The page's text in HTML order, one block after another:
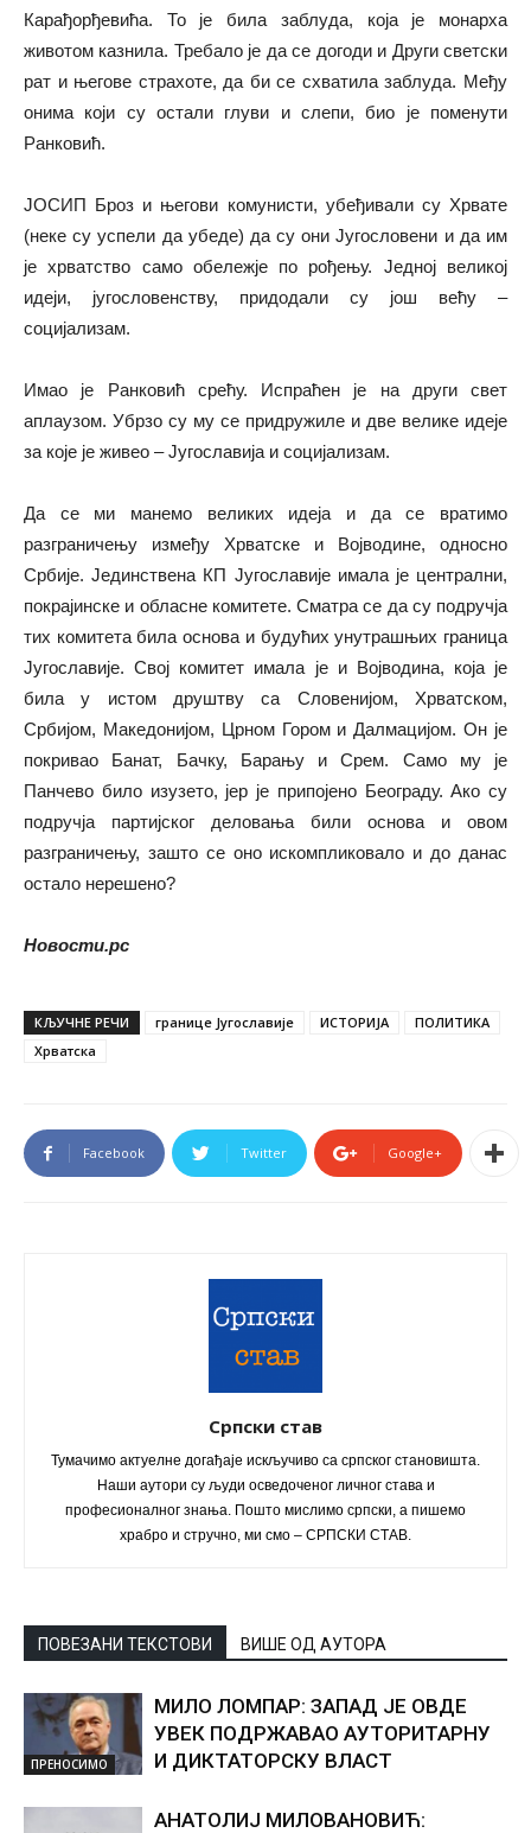
Карађорђевића. То је била заблуда, која је монарха
животом казнила. Требало је да се догоди и Други светски
рат и његове страхоте, да би се схватила заблуда. Међу
онима који су остали глуви и слепи, био је поменути
Ранковић.
ЈОСИП Броз и његови комунисти, убеђивали су Хрвате
(неке су успели да убеде) да су они Југословени и да им
је хрватство само обележје по рођењу. Једној великој
идеји, југословенству, придодали су још већу –
социјализам.
Имао је Ранковић срећу. Испраћен је на други свет
аплаузом. Убрзо су му се придружиле и две велике идеје
за које је живео – Југославија и социјализам.
Да се ми манемо великих идеја и да се вратимо
разграничењу између Хрватске и Војводине, односно
Србије. Јединствена КП Југославије имала је централни,
покрајинске и обласне комитете. Сматра се да су подручја
тих комитета била основа и будућих унутрашњих граница
Југославије. Свој комитет имала је и Војводина, која је
била у истом друштву са Словенијом, Хрватском,
Србијом, Македонијом, Црном Гором и Далмацијом. Он је
покривао Банат, Бачку, Барању и Срем. Само му је
Панчево било изузето, јер је припојено Београду. Ако су
подручја партијског деловања били основа и овом
разграничењу, зашто се оно искомпликовало и до данас
остало нерешено?
Новости.рс
КЉУЧНЕ РЕЧИ границе Југославије ИСТОРИЈА
ПОЛИТИКА
Хрватска
Facebook Twitter Google+
Српски став
Тумачимо актуелне догађаје искључиво са српског становишта.
Наши аутори су људи осведоченог личног става и
професионалног знања. Пошто мислимо српски, а пишемо
храбро и стручно, ми смо – СРПСКИ СТАВ.
ПОВЕЗАНИ ТЕКСТОВИ ВИШЕ ОД АУТОРА
ПРЕНОСИМО
МИЛО ЛОМПАР: ЗАПАД ЈЕ ОВДЕ
УВЕК ПОДРЖАВАО АУТОРИТАРНУ
И ДИКТАТОРСКУ ВЛАСТ
АНАТОЛИЈ МИЛОВАНОВИЋ: